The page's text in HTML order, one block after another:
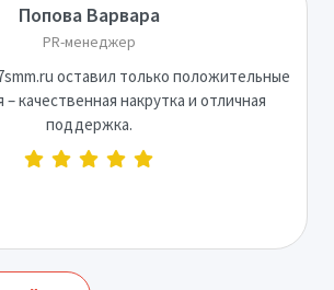
Попова Варвара
PR-менеджер
оставил только положительные
– качественная накрутка и отличная
поддержка.